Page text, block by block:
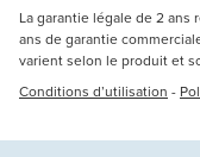
La garantie légale de 2 ans
ans de garantie
varient selon le produit et
Conditions d’utilisation -